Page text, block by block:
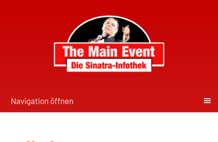
Navigation öffnen